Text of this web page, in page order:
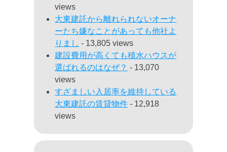
views
大東建託から離れられないオーナ
ーたち嫌なことがあっても他社よ
りまし - 13,805 views
建設費用が高くても積水ハウスが
選ばれるのはなぜ？ - 13,070
views
すざましい入居率を維持している
大東建託の賃貸物件 - 12,918
views